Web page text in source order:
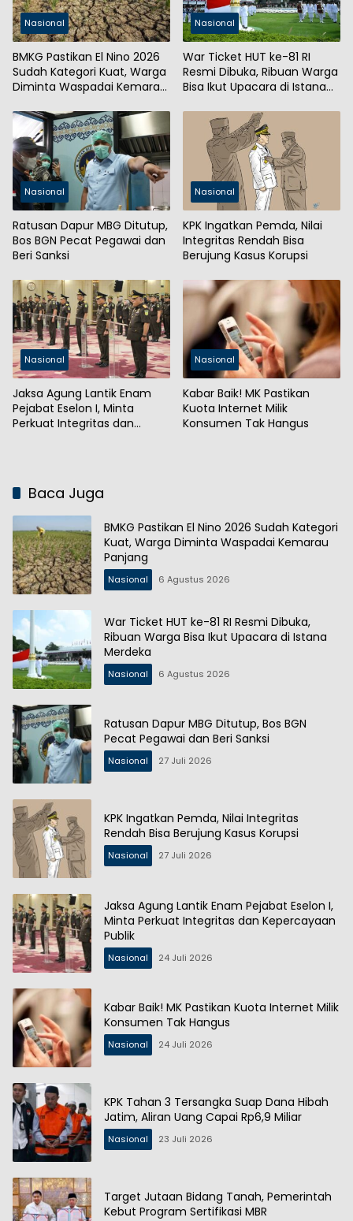
Nasional
BMKG Pastikan El Nino 2026
Sudah Kategori Kuat, Warga
Diminta Waspadai Kemarau
Nasional
War Ticket HUT ke-81 RI
Resmi Dibuka, Ribuan Warga
Bisa Ikut Upacara di Istana
Nasional
Ratusan Dapur MBG Ditutup,
Bos BGN Pecat Pegawai dan
Beri Sanksi
Nasional
KPK Ingatkan Pemda, Nilai
Integritas Rendah Bisa
Berujung Kasus Korupsi
Nasional
Jaksa Agung Lantik Enam
Pejabat Eselon I, Minta
Perkuat Integritas dan
Nasional
Kabar Baik! MK Pastikan
Kuota Internet Milik
Konsumen Tak Hangus
Baca Juga
BMKG Pastikan El Nino 2026 Sudah Kategori
Kuat, Warga Diminta Waspadai Kemarau
Panjang
Nasional 6 Agustus 2026
War Ticket HUT ke-81 RI Resmi Dibuka,
Ribuan Warga Bisa Ikut Upacara di Istana
Merdeka
Nasional 6 Agustus 2026
Ratusan Dapur MBG Ditutup, Bos BGN
Pecat Pegawai dan Beri Sanksi
Nasional 27 Juli 2026
KPK Ingatkan Pemda, Nilai Integritas
Rendah Bisa Berujung Kasus Korupsi
Nasional 27 Juli 2026
Jaksa Agung Lantik Enam Pejabat Eselon I,
Minta Perkuat Integritas dan Kepercayaan
Publik
Nasional 24 Juli 2026
Kabar Baik! MK Pastikan Kuota Internet Milik
Konsumen Tak Hangus
Nasional 24 Juli 2026
KPK Tahan 3 Tersangka Suap Dana Hibah
Jatim, Aliran Uang Capai Rp6,9 Miliar
Nasional 23 Juli 2026
Target Jutaan Bidang Tanah, Pemerintah
Kebut Program Sertifikasi MBR